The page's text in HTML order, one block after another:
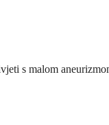
s malom